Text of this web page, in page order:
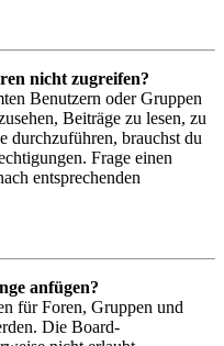
nicht zugreifen?
Benutzern oder Gruppen
Beiträge zu lesen, zu
durchzuführen, brauchst du
Frage einen
entsprechenden
anfügen?
für Foren, Gruppen und
Die Board-